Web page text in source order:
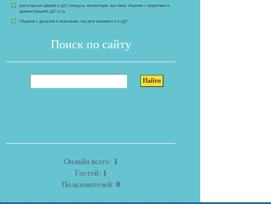
Поиск по сайту
Онлайн всего: 1
Гостей: 1
Пользователей: 0